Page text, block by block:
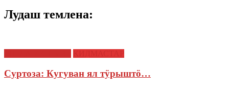
Лудаш темлена:
Суртоза: Кугуван ял тӱрыштӧ…